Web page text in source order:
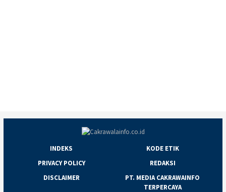
INDEKS
KODE ETIK
PRIVACY POLICY
REDAKSI
DISCLAIMER
PT. MEDIA CAKRAWAINFO
TERPERCAYA